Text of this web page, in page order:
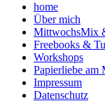
home
Über mich
MittwochsMix
Freebooks &
Workshops
Papierliebe am
Impressum
Datenschutz